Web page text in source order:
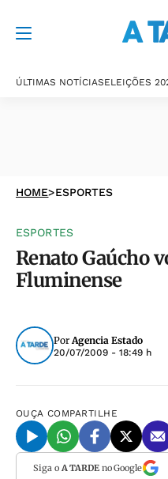
ÚLTIMAS NOTÍCIASELEIÇÕES
HOME>ESPORTES
ESPORTES
Renato Gaúcho
Fluminense
PorAgencia Estado
20/07/2009 - 18:49 h
OUÇA COMPARTILHE
Siga o A TARDEno Google